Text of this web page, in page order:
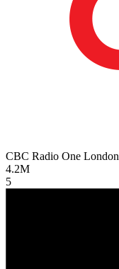
CBC Radio One London
4.2M
5